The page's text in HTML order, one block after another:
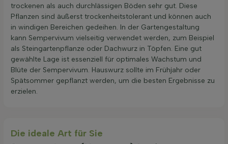
trockenen als auch durchlässigen Böden sehr gut. Diese
Pflanzen sind äußerst trockenheitstolerant und können auch
in windigen Bereichen gedeihen. In der Gartengestaltung
kann Sempervivum vielseitig verwendet werden, zum Beispiel
als Steingartenpflanze oder Dachwurz in Töpfen. Eine gut
gewählte Lage ist essenziell für optimales Wachstum und
Blüte der Sempervivum. Hauswurz sollte im Frühjahr oder
Spätsommer gepflanzt werden, um die besten Ergebnisse zu
erzielen.
Die ideale Art für Sie